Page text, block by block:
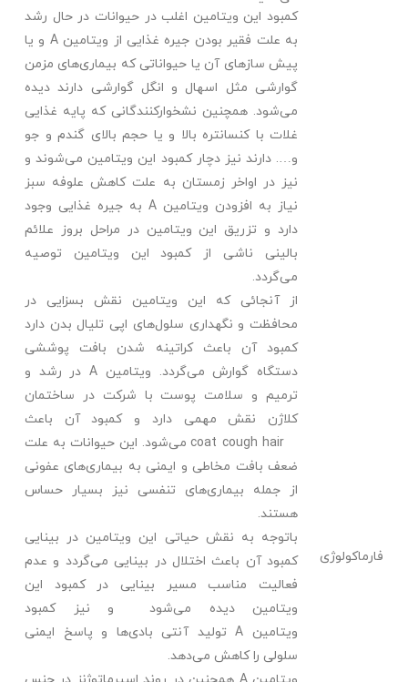
فارماکولوژی
کمبود این ویتامین اغلب در حیوانات در حال رشد
به ­علت فقیر بودن جیره غذایی از ویتامینA و یا
پیش ساز‌های آن یا حیواناتی که بیماری‌های مزمن
گوارشی مثل اسهال و انگل گوارشی دارند دیده
می‌شود. همچنین نشخوارکنندگانی که پایه غذایی
غلات با کنسانتره بالا و یا حجم بالای گندم و جو
و…. دارند نیز دچار کمبود این ویتامین می‌شوند و
نیز در اواخر زمستان به علت کاهش علوفه سبز
نیاز به افزودن ویتامین A به جیره غذایی وجود
دارد و تزریق این ویتامین در مراحل بروز علائم
بالینی ناشی از کمبود این ویتامین توصیه
می‌گردد.
از آنجائی که این ویتامین نقش بسزایی در
محافظت و نگهداری سلول‌های اپی ­تلیال بدن دارد
کمبود آن باعث کراتینه شدن بافت پوششی
دستگاه گوارش می‌گردد. ویتامین Aدر رشد و
ترمیم و سلامت پوست با شرکت در ساختمان
کلاژن نقش مهمی دارد و کمبود آن باعث
hair
coat coughمی‌شود. این حیوانات به علت
ضعف بافت مخاطی و ایمنی به بیماری‌های عفونی
از جمله بیماری‌های تنفسی نیز بسیار حساس
هستند.
باتوجه به نقش حیاتی این ویتامین در بینایی
کمبود آن باعث اختلال در بینایی می‌گردد و عدم
فعالیت مناسب مسیر بینایی در کمبود این
ویتامین دیده می‌شود و نیز کمبود
ویتامین Aتولید آنتی بادی‌ها و پاسخ ایمنی
سلولی را کاهش می‌دهد.